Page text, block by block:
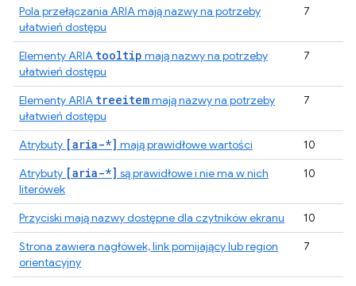
Pola przełączania ARIA mają nazwy na potrzeby
ułatwień dostępu
7
Elementy ARIA tooltip mają nazwy na potrzeby
ułatwień dostępu
7
Elementy ARIA treeitemmają nazwy na potrzeby
ułatwień dostępu
7
Atrybuty [aria-*] mają prawidłowe wartości
10
Atrybuty [aria-*] są prawidłowe i nie ma w nich
literówek
10
Przyciski mają nazwy dostępne dla czytników ekranu
10
Strona zawiera nagłówek, link pomijający lub region
orientacyjny
7